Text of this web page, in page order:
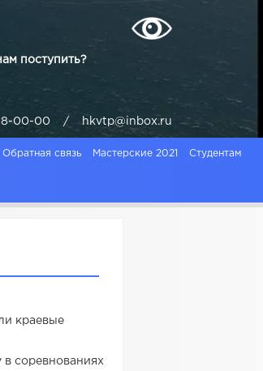
поступить?
58-00-00 / hkvtp@inbox.ru
Обратная связь Мастерские 2021 Студентам
краевые
соревнованиях